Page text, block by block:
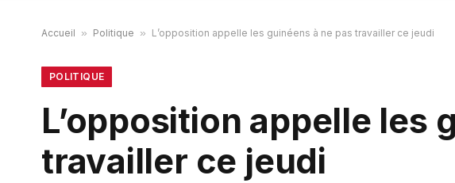
Accueil » Politique » L’opposition appelle les guinéens à ne pas travailler ce jeudi
POLITIQUE
L’opposition appelle les
travailler ce jeudi